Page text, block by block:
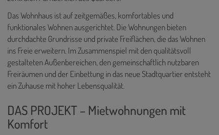
Das Wohnhaus ist auf zeitgemäßes, komfortables und
funktionales Wohnen ausgerichtet. Die Wohnungen bieten
durchdachte Grundrisse und private Freiflächen, die das Wohnen
ins Freie erweitern. Im Zusammenspiel mit den qualitätsvoll
gestalteten Außenbereichen, den gemeinschaftlich nutzbaren
Freiräumen und der Einbettung in das neue Stadtquartier entsteht
ein Zuhause mit hoher Lebensqualität.
DAS PROJEKT – Mietwohnungen mit
Komfort